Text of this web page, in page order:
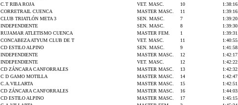
C.T RIBA ROJA VET. MASC. 10
CORRETRAIL CUENCA MASTER MASC. 11
CLUB TRIATLÓN META 3 SEN. MASC. 7
INDEPENDIENTE SEN. MASC. 8
RUJAMAR ATLETISMO CUENCA MASTER FEM. 1
CONCABEZA ATYUM CLUB DE T VET. MASC. 11
CD ESTILO ALPINO SEN. MASC. 9
INDEPENDIENTE MASTER MASC. 12
INDEPENDIENTE VET. MASC. 12
CD ZÁNCARA CANFORRALES MASTER MASC. 13
C D GAMO MOTILLA MASTER MASC. 14
C.A.VILLARTA MASTER MASC. 15
CD ZÁNCARA CANFORRALES MASTER MASC. 16
CD ESTILO ALPINO MASTER MASC. 17